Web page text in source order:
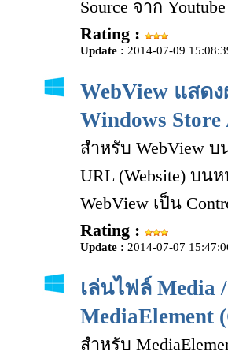
Source จาก
Rating :
Update : 2014-07-09
WebView แสด
Windows Store
สำหรับ WebView บ
URL (Website) บน
WebView เป็น
Rating :
Update : 2014-07-07
เล่นไฟล์ Media
MediaElement
สำหรับ